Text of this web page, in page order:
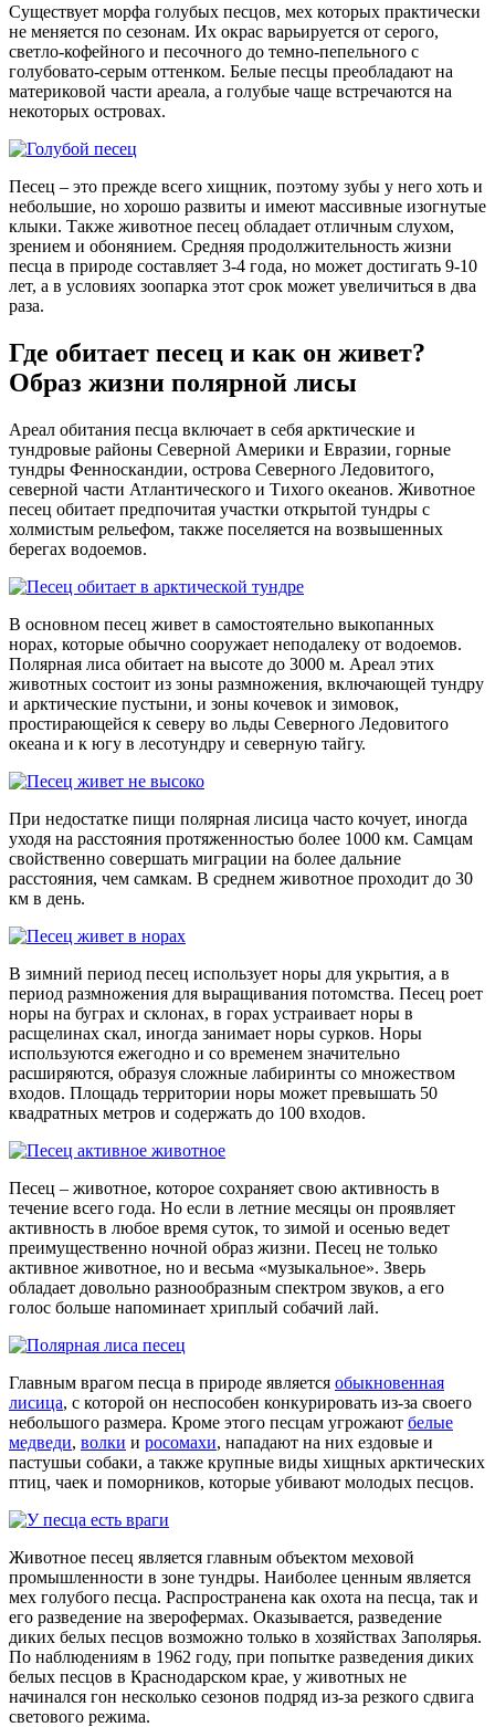
Существует морфа голубых песцов, мех которых практически
не меняется по сезонам. Их окрас варьируется от серого,
светло-кофейного и песочного до темно-пепельного с
голубовато-серым оттенком. Белые песцы преобладают на
материковой части ареала, а голубые чаще встречаются на
некоторых островах.
Песец – это прежде всего хищник, поэтому зубы у него хоть и
небольшие, но хорошо развиты и имеют массивные изогнутые
клыки. Также животное песец обладает отличным слухом,
зрением и обонянием. Средняя продолжительность жизни
песца в природе составляет 3-4 года, но может достигать 9-10
лет, а в условиях зоопарка этот срок может увеличиться в два
раза.
Где обитает песец и как он живет?
Образ жизни полярной лисы
Ареал обитания песца включает в себя арктические и
тундровые районы Северной Америки и Евразии, горные
тундры Фенноскандии, острова Северного Ледовитого,
северной части Атлантического и Тихого океанов. Животное
песец обитает предпочитая участки открытой тундры с
холмистым рельефом, также поселяется на возвышенных
берегах водоемов.
В основном песец живет в самостоятельно выкопанных
норах, которые обычно сооружает неподалеку от водоемов.
Полярная лиса обитает на высоте до 3000 м. Ареал этих
животных состоит из зоны размножения, включающей тундру
и арктические пустыни, и зоны кочевок и зимовок,
простирающейся к северу во льды Северного Ледовитого
океана и к югу в лесотундру и северную тайгу.
При недостатке пищи полярная лисица часто кочует, иногда
уходя на расстояния протяженностью более 1000 км. Самцам
свойственно совершать миграции на более дальние
расстояния, чем самкам. В среднем животное проходит до 30
км в день.
В зимний период песец использует норы для укрытия, а в
период размножения для выращивания потомства. Песец роет
норы на буграх и склонах, в горах устраивает норы в
расщелинах скал, иногда занимает норы сурков. Норы
используются ежегодно и со временем значительно
расширяются, образуя сложные лабиринты со множеством
входов. Площадь территории норы может превышать 50
квадратных метров и содержать до 100 входов.
Песец – животное, которое сохраняет свою активность в
течение всего года. Но если в летние месяцы он проявляет
активность в любое время суток, то зимой и осенью ведет
преимущественно ночной образ жизни. Песец не только
активное животное, но и весьма «музыкальное». Зверь
обладает довольно разнообразным спектром звуков, а его
голос больше напоминает хриплый собачий лай.
Главным врагом песца в природе является обыкновенная
лисица, с которой он неспособен конкурировать из-за своего
небольшого размера. Кроме этого песцам угрожают белые
медведи, волки и росомахи, нападают на них ездовые и
пастушьи собаки, а также крупные виды хищных арктических
птиц, чаек и поморников, которые убивают молодых песцов.
Животное песец является главным объектом меховой
промышленности в зоне тундры. Наиболее ценным является
мех голубого песца. Распространена как охота на песца, так и
его разведение на зверофермах. Оказывается, разведение
диких белых песцов возможно только в хозяйствах Заполярья.
По наблюдениям в 1962 году, при попытке разведения диких
белых песцов в Краснодарском крае, у животных не
начинался гон несколько сезонов подряд из-за резкого сдвига
светового режима.